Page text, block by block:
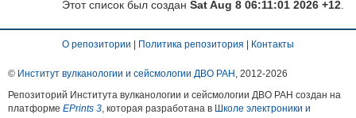
Этот список был создан Sat Aug 8 06:11:01 2026 +12
О репозитории Политика репозитория Контакты
© Институт вулканологии и сейсмологии ДВО РАН , 2012-2026
Репозиторий Института вулканологии и сейсмологии ДВО РАН создан на
платформе EPrints 3, которая разработана в Школе электроники и